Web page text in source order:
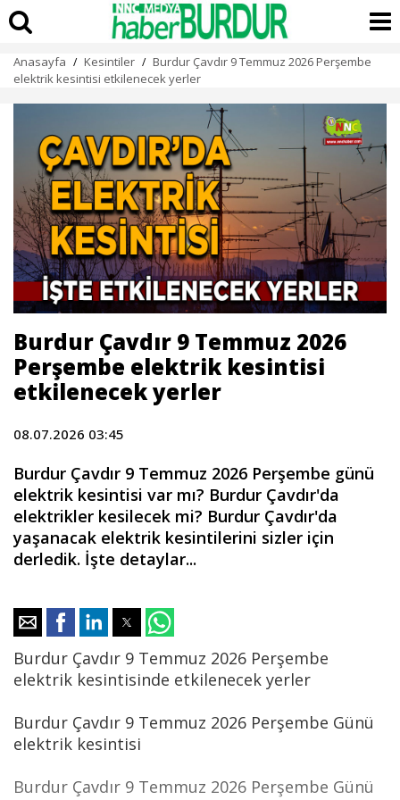
Anasayfa / Kesintiler / Burdur Çavdır 9 Temmuz 2026 Perşembe
elektrik kesintisi etkilenecek yerler
Burdur Çavdır 9 Temmuz 2026
Perşembe elektrik kesintisi
etkilenecek yerler
08.07.2026 03:45
Burdur Çavdır 9 Temmuz 2026 Perşembe günü
elektrik kesintisi var mı? Burdur Çavdır'da
elektrikler kesilecek mi? Burdur Çavdır'da
yaşanacak elektrik kesintilerini sizler için
derledik. İşte detaylar...
Burdur Çavdır 9 Temmuz 2026 Perşembe
elektrik kesintisinde etkilenecek yerler
Burdur Çavdır 9 Temmuz 2026 Perşembe Günü
elektrik kesintisi
Burdur Çavdır 9 Temmuz 2026 Perşembe Günü